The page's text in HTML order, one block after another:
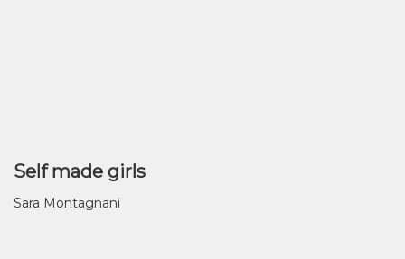
Self made girls
Sara Montagnani